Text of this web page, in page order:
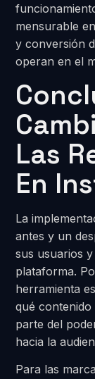
mensurable
y conversión
operan en el
Las
En
La
antes y un
sus usuarios
plataforma.
herramienta
qué
parte del
hacia la
Para las